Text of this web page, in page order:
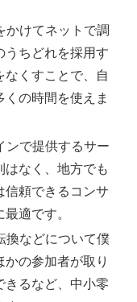
かけてネットで調
うちどれを採用す
なくすことで、自
の時間を使えま
ンで提供するサー
はなく、地方でも
信頼できるコンサ
適です。
換などについて僕
の参加者が取り
きるなど、中小零